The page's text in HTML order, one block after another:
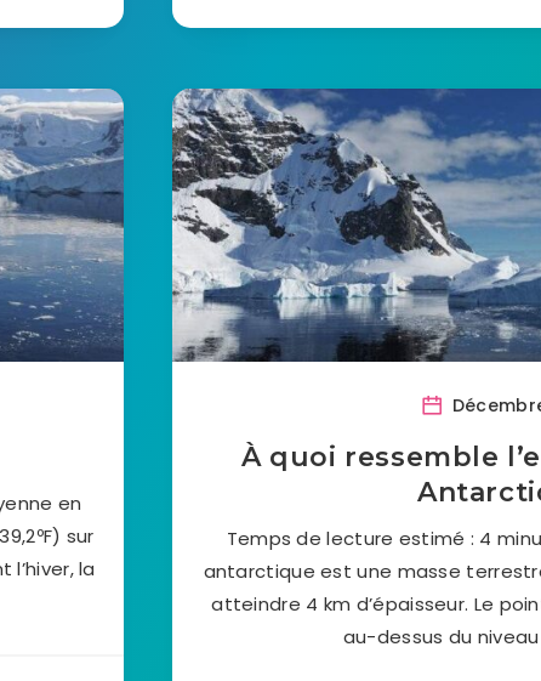
en
sur
la
À quoi ressemble
Temps de lecture estimé : 4
antarctique est une masse
atteindre 4 km d’épaisseur. Le
au-dessus du